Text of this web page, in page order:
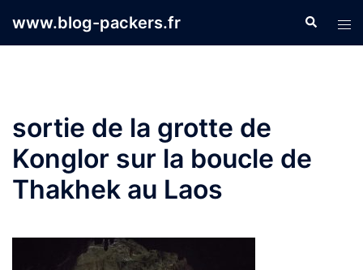
www.blog-packers.fr
le
sortie de la grotte de
Konglor sur la boucle de
Thakhek au Laos